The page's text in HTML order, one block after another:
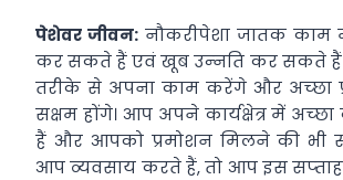
पेशेवर जीवन: नौकरीपेशा जातक काम
कर सकते हैं एवं खूब उन्‍नति कर सकते
तरीके से अपना काम करेंगे और अच्‍छा
सक्षम होंगे। आप अपने कार्यक्षेत्र में
हैं और आपको प्रमोशन मिलने की भी
आप व्‍यवसाय करते हैं, तो आप इस